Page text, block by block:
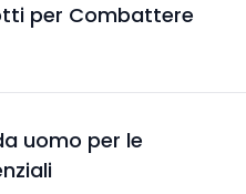
per Combattere
uomo per le